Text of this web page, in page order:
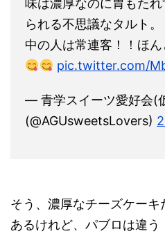
味は濃厚なのに胃もた
られる不思議なタルト。
中の人は常連客！！ほ
pic.twitter.com/
— 青学スイーツ愛好会(
(@AGUsweetsLovers)
そう、濃厚なチーズケー
あるけれど、パブロは違う